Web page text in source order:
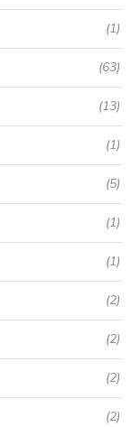
(1)
(63)
(13)
(1)
(5)
(1)
(1)
(2)
(2)
(2)
(2)